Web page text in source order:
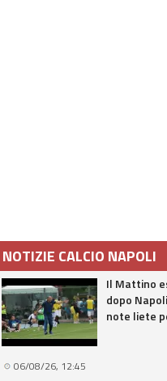
NOTIZIE CALCIO NAPOLI
Il Mattino
dopo
note liete
06/08/26, 12:45